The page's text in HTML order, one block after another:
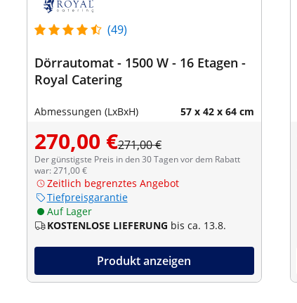
(49)
Dörrautomat - 1500 W - 16 Etagen -
Royal Catering
Abmessungen (LxBxH) 57 x 42 x 64 cm
270,00 €271,00 €
Der günstigste Preis in den 30 Tagen vor dem Rabatt
war: 271,00 €
Zeitlich begrenztes Angebot
Tiefpreisgarantie
Auf Lager
KOSTENLOSE LIEFERUNG bis ca. 13.8.
Produkt anzeigen